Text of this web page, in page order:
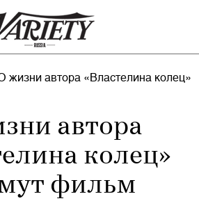
TV
EVENTS
жизни автора «Властелина колец»
автора
колец»
фильм